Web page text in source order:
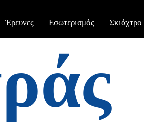
Έρευνες Εσωτερισμός Σκιάχτρο